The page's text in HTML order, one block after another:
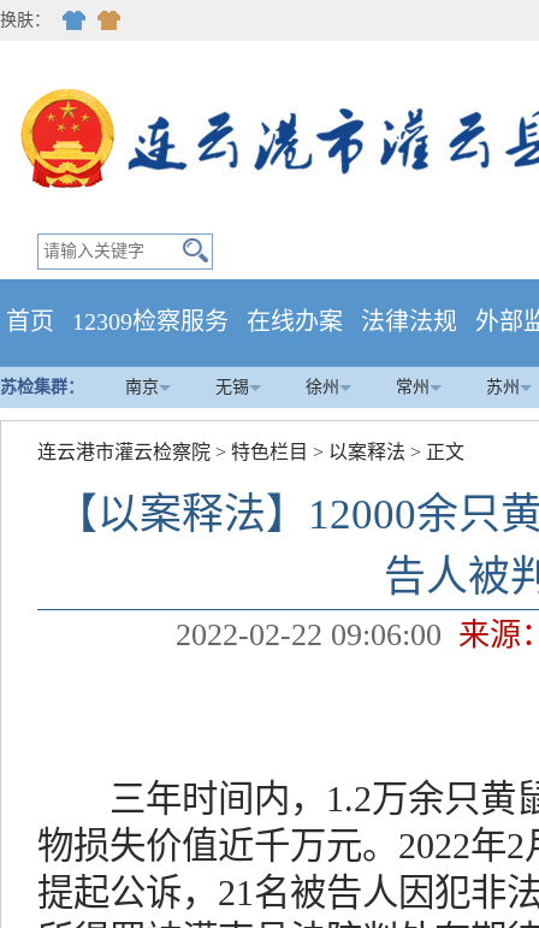
换肤：
首页 12309检察服务 在线办案 法律法规 外部
苏检集群： 南京 无锡 徐州 常州 苏州
连云港市灌云检察院 > 特色栏目 > 以案释法 > 正文
【以案释法】12000余只
告人被
2022-02-22 09:06:00 来源
三年时间内，1.2万余只黄
物损失价值近千万元。2022年
提起公诉，21名被告人因犯非